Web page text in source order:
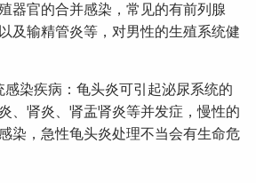
器官的合并感染，常见的有前列腺
及输精管炎等，对男性的生殖系统健
染疾病：龟头炎可引起泌尿系统的
、肾炎、肾盂肾炎等并发症，慢性的
染，急性龟头炎处理不当会有生命危